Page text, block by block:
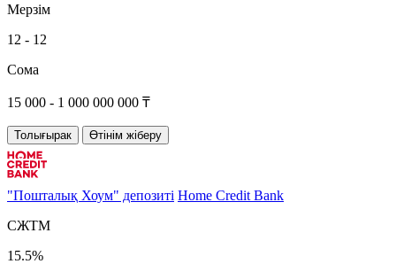
Мерзім
12 - 12
Сома
15 000 - 1 000 000 000 ₸
Толығырак Өтінім жіберу
"Пошталық Хоум" депозиті Home Credit Bank
СЖТМ
15.5%